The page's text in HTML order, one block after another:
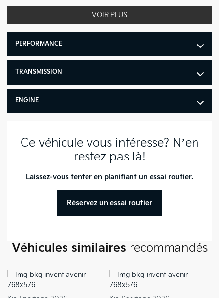
Poids à vide minimal : 3,611
Poids brut du véhicule :
Dégagement pour la tête
Dégagement aux hanches
arrière : 1,357 mm
Espace pour les jambes
Dégagement aux épaules
arrière : 1,412 mm
VOIR PLUS
PERFORMANCE
TRANSMISSION
ENGINE
Ce véhicule vous intéresse? N’en
restez pas là!
Laissez-vous tenter en planifiant un essai routier.
Réservez un essai routier
Véhicules similaires recommandés